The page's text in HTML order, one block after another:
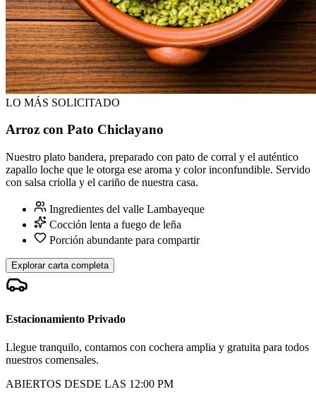
LO MÁS SOLICITADO
Arroz con Pato Chiclayano
Nuestro plato bandera, preparado con pato de corral y el auténtico
zapallo loche que le otorga ese aroma y color inconfundible. Servido
con salsa criolla y el cariño de nuestra casa.
Ingredientes del valle Lambayeque
Cocción lenta a fuego de leña
Porción abundante para compartir
Explorar carta completa
Estacionamiento Privado
Llegue tranquilo, contamos con cochera amplia y gratuita para todos
nuestros comensales.
ABIERTOS DESDE LAS 12:00 PM